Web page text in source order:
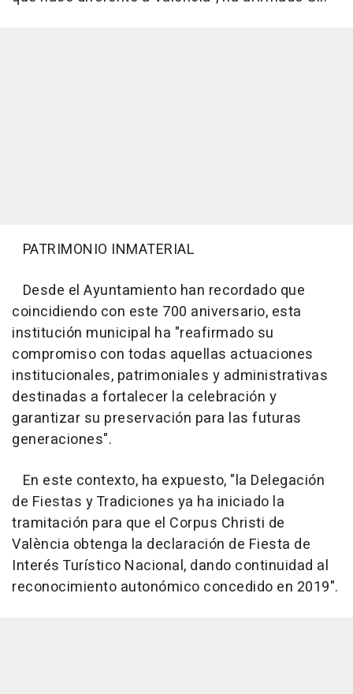
PATRIMONIO INMATERIAL
Desde el Ayuntamiento han recordado que
coincidiendo con este 700 aniversario, esta
institución municipal ha "reafirmado su
compromiso con todas aquellas actuaciones
institucionales, patrimoniales y administrativas
destinadas a fortalecer la celebración y
garantizar su preservación para las futuras
generaciones".
En este contexto, ha expuesto, "la Delegación
de Fiestas y Tradiciones ya ha iniciado la
tramitación para que el Corpus Christi de
València obtenga la declaración de Fiesta de
Interés Turístico Nacional, dando continuidad al
reconocimiento autonómico concedido en 2019".